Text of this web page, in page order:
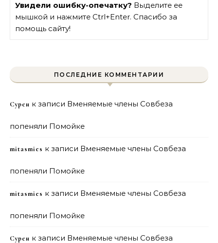
Увидели ошибку-опечатку? Выделите ее
мышкой и нажмите Ctrl+Enter. Спасибо за
помощь сайту!
ПОСЛЕДНИЕ КОММЕНТАРИИ
Сурен к записи Вменяемые члены Совбеза
попеняли Помойке
mitasmies к записи Вменяемые члены Совбеза
попеняли Помойке
mitasmies к записи Вменяемые члены Совбеза
попеняли Помойке
Сурен к записи Вменяемые члены Совбеза